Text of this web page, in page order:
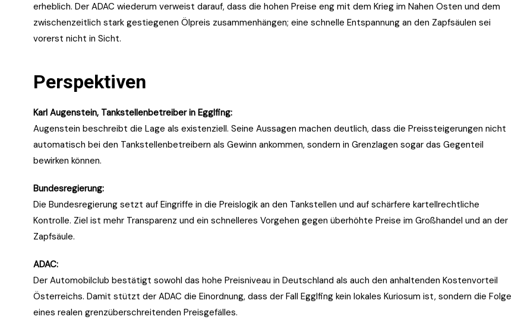
erheblich. Der ADAC wiederum verweist darauf, dass die hohen Preise eng mit dem Krieg im Nahen Osten und dem
zwischenzeitlich stark gestiegenen Ölpreis zusammenhängen; eine schnelle Entspannung an den Zapfsäulen sei
vorerst nicht in Sicht.
Perspektiven
Karl Augenstein, Tankstellenbetreiber in Egglfing:
Augenstein beschreibt die Lage als existenziell. Seine Aussagen machen deutlich, dass die Preissteigerungen nicht
automatisch bei den Tankstellenbetreibern als Gewinn ankommen, sondern in Grenzlagen sogar das Gegenteil
bewirken können.
Bundesregierung:
Die Bundesregierung setzt auf Eingriffe in die Preislogik an den Tankstellen und auf schärfere kartellrechtliche
Kontrolle. Ziel ist mehr Transparenz und ein schnelleres Vorgehen gegen überhöhte Preise im Großhandel und an der
Zapfsäule.
ADAC:
Der Automobilclub bestätigt sowohl das hohe Preisniveau in Deutschland als auch den anhaltenden Kostenvorteil
Österreichs. Damit stützt der ADAC die Einordnung, dass der Fall Egglfing kein lokales Kuriosum ist, sondern die Folge
eines realen grenzüberschreitenden Preisgefälles.